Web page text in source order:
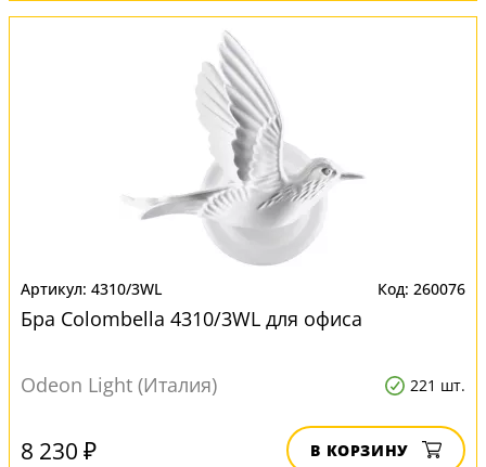
4310/3WL 260076
Бра Colombella 4310/3WL для офиса
Odeon Light (Италия) 221 шт.
8 230 ₽ В КОРЗИНУ